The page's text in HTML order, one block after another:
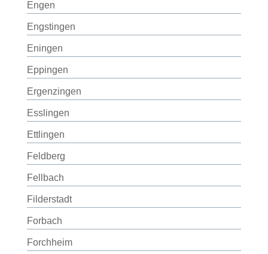
Engen
Engstingen
Eningen
Eppingen
Ergenzingen
Esslingen
Ettlingen
Feldberg
Fellbach
Filderstadt
Forbach
Forchheim